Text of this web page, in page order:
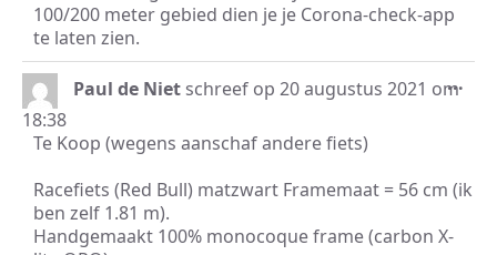
100/200 meter gebied dien je je Corona-check-app
te laten zien.
Paul de Niet schreef op 20 augustus 2021 om
18:38
Te Koop (wegens aanschaf andere fiets)
Racefiets (Red Bull) matzwart Framemaat = 56 cm (ik
ben zelf 1.81 m).
Handgemaakt 100% monocoque frame (carbon X-
...